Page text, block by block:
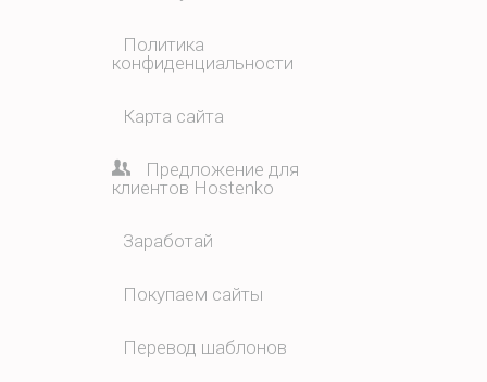
Политика
конфиденциальности
Карта сайта
Предложение для
клиентов Hostenko
Заработай
Покупаем сайты
Перевод шаблонов